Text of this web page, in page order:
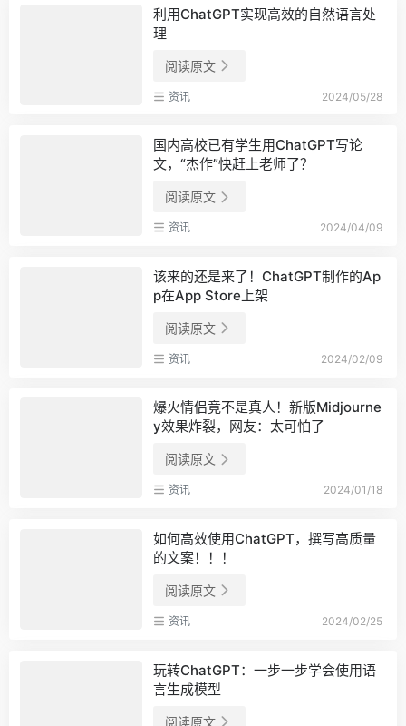
利用ChatGPT实现高效的自然语言处
理
阅读原文
资讯 2024/05/28
国内高校已有学生用ChatGPT写论
文，“杰作”快赶上老师了？
阅读原文
资讯 2024/04/09
该来的还是来了！ChatGPT制作的Ap
p在App Store上架
阅读原文
资讯 2024/02/09
爆火情侣竟不是真人！新版Midjourne
y效果炸裂，网友：太可怕了
阅读原文
资讯 2024/01/18
如何高效使用ChatGPT，撰写高质量
的文案！！！
阅读原文
资讯 2024/02/25
玩转ChatGPT：一步一步学会使用语
言生成模型
阅读原文